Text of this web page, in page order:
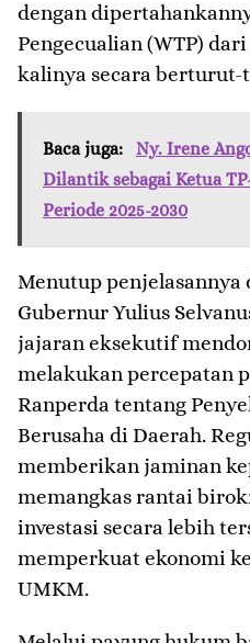
dengan
Pengecualian (WTP)
kalinya secara
Baca juga:
Ny. Irene
Dilantik sebagai Ketua
Periode 2025-2030
Menutup penjelasannya
Gubernur Yulius
jajaran eksekutif
melakukan percepatan
Ranperda tentang
Berusaha di Daerah.
memberikan jaminan
memangkas rantai
investasi secara lebih
memperkuat ekonomi
UMKM.